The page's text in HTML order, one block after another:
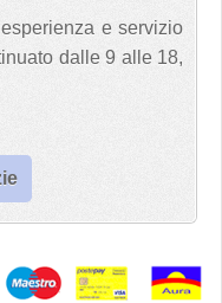
e servizio
dalle 9 alle 18,